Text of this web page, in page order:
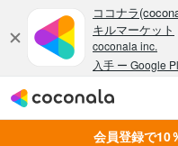
会員登録で10